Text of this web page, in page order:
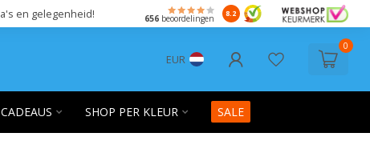
en gelegenheid! 656beoordelingen 8.2
EUR
0
CADEAUS SHOP PER KLEUR SALE